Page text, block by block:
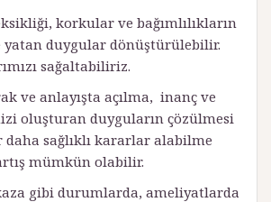
korkular ve bağımlılıkların
yatan duygular dönüştürülebilir.
sağaltabiliriz.
ve anlayışta açılma, inanç ve
oluşturan duyguların çözülmesi
daha sağlıklı kararlar alabilme
mümkün olabilir.
gibi durumlarda, ameliyatlarda